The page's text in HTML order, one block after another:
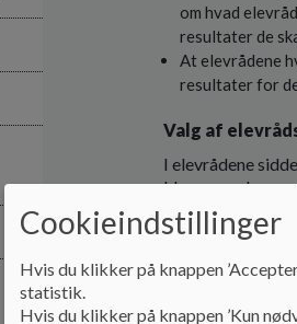
om hvad
resultater de
At elevrådene
resultater for
Valg af
I elevrådene
klasserne sker
Klasserne
for det
første
Elevrådet
Cookieindstillinger
Hvis du klikker på knappen
statistik.
Hvis du klikker på knappen ’Kun